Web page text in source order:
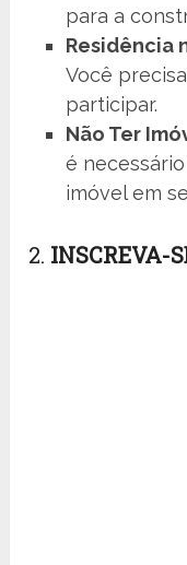
para a
Residência
Você
participar.
Não Ter
é
imóvel em
2. INSCREVA-